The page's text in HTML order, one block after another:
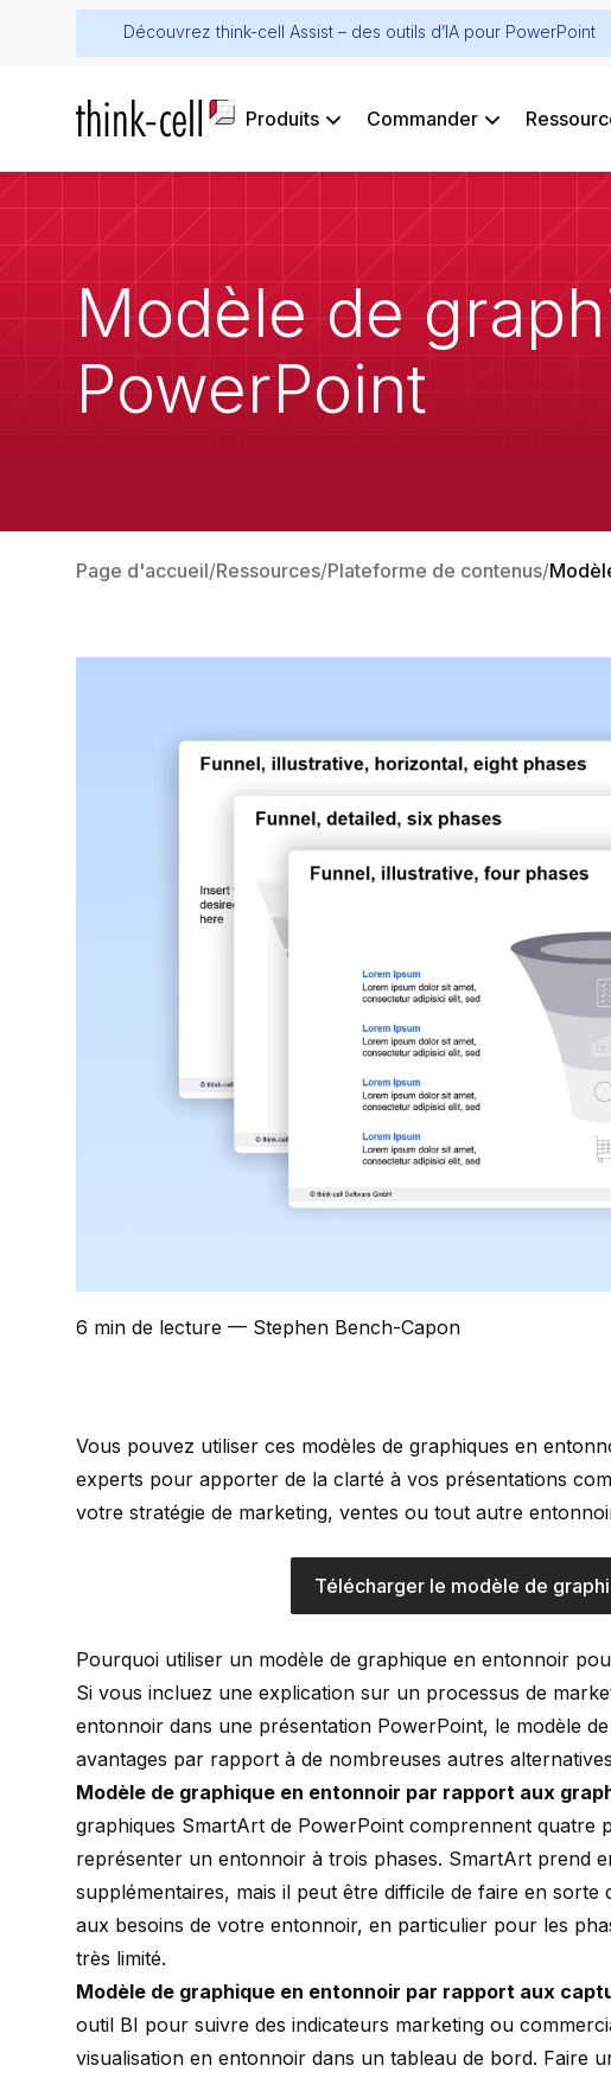
Découvrez think-cell Assist – des outils d’IA pour PowerPoint
Produits Commander
Modèle de
PowerPoint
Page d'accueil Ressources Plateforme de contenus
6 min de lecture — Stephen Bench-Capon
Vous pouvez utiliser ces modèles de graphiques en
experts pour apporter de la clarté à vos présentations
votre stratégie de marketing, ventes ou tout autre
Télécharger le modèle de
Pourquoi utiliser un modèle de graphique en entonnoir
Si vous incluez une explication sur un processus de
entonnoir dans une présentation PowerPoint, le modèle
avantages par rapport à de nombreuses autres
Modèle de graphique en entonnoir par rapport aux
graphiques SmartArt de PowerPoint comprennent quatre
représenter un entonnoir à trois phases. SmartArt prend
supplémentaires, mais il peut être difficile de faire en
aux besoins de votre entonnoir, en particulier pour les
très limité.
Modèle de graphique en entonnoir par rapport aux
outil BI pour suivre des indicateurs marketing ou
visualisation en entonnoir dans un tableau de bord. Faire